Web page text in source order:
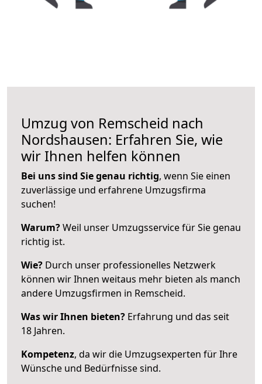
Umzug von Remscheid nach
Nordshausen: Erfahren Sie, wie
wir Ihnen helfen können
Bei uns sind Sie genau richtig, wenn Sie einen
zuverlässige und erfahrene Umzugsfirma
suchen!
Warum?Weil unser Umzugsservice für Sie genau
richtig ist.
Wie? Durch unser professionelles Netzwerk
können wir Ihnen weitaus mehr bieten als manch
andere Umzugsfirmen in Remscheid.
Was wir Ihnen bieten? Erfahrung und das seit
18 Jahren.
Kompetenz, da wir die Umzugsexperten für Ihre
Wünsche und Bedürfnisse sind.